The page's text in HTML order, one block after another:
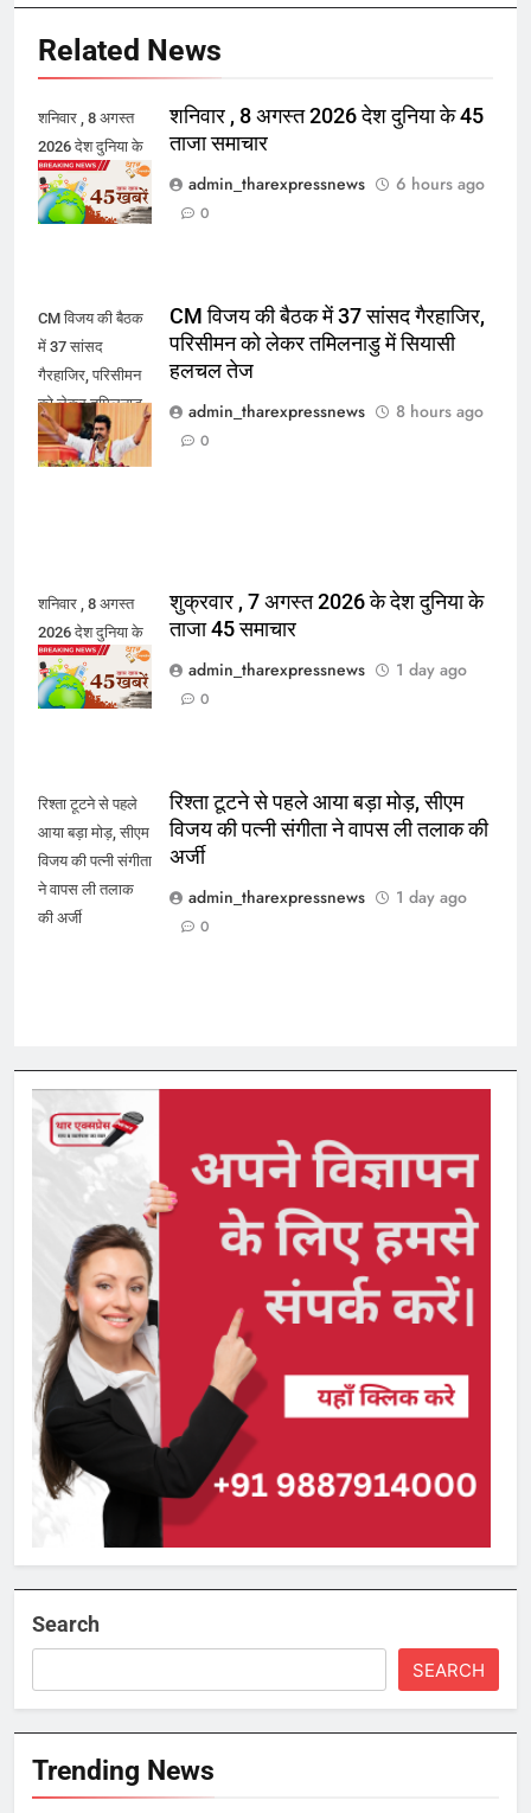
Related News
शनिवार , 8 अगस्त
2026 देश दुनिया के
45 ताजा समाचार
शनिवार , 8 अगस्त 2026 देश दुनिया के 45
ताजा समाचार
admin_tharexpressnews
6 hours ago
0
CM विजय की बैठक
में 37 सांसद
गैरहाजिर, परिसीमन
को लेकर तमिलनाडु
में सियासी हलचल
तेज
CM विजय की बैठक में 37 सांसद गैरहाजिर,
परिसीमन को लेकर तमिलनाडु में सियासी
हलचल तेज
admin_tharexpressnews
8 hours ago
0
शनिवार , 8 अगस्त
2026 देश दुनिया के
45 ताजा समाचार
शुक्रवार , 7 अगस्त 2026 के देश दुनिया के
ताजा 45 समाचार
admin_tharexpressnews
1 day ago
0
रिश्ता टूटने से पहले
आया बड़ा मोड़, सीएम
विजय की पत्नी संगीता
ने वापस ली तलाक
की अर्जी
रिश्ता टूटने से पहले आया बड़ा मोड़, सीएम
विजय की पत्नी संगीता ने वापस ली तलाक की
अर्जी
admin_tharexpressnews
1 day ago
0
Search
SEARCH
Trending News